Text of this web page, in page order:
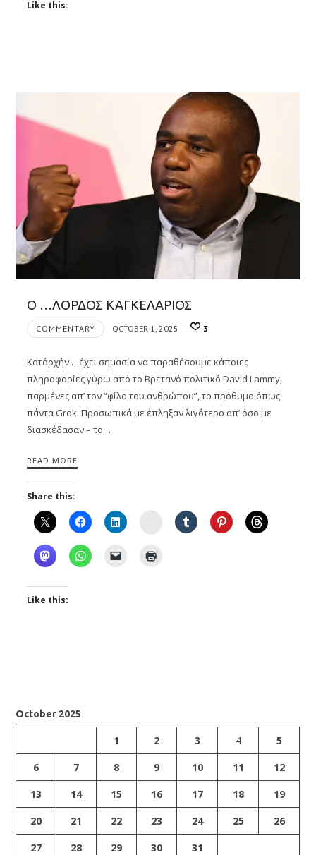
Like this:
Ο …ΛΟΡΔΟΣ ΚΑΓΚΕΛΑΡΙΟΣ
COMMENTARY OCTOBER 1, 2025 3
Κατ΄αρχήν …έχει σημασία να παραθέσουμε κάποιες
πληροφορίες γύρω από το Βρετανό πολιτικό David Lammy,
παρμένες απ’ τον “φίλο του ανθρώπου”, το πρόθυμο όπως
πάντα Grok. Προσωπικά με έπληξαν λιγότερο απ’ όσο με
διασκέδασαν – το…
READ MORE
Share this:
Instagram
Like this:
October 2025
1 2 3 4
5
6
7 8 9 10 11
12
13
14 15 16 17 18
19
20
21 22 23 24 25
26
27
28 29 30 31